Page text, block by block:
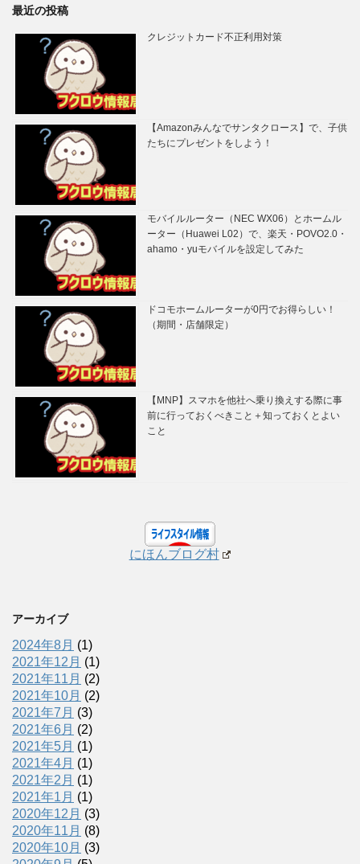
最近の投稿
クレジットカード不正利用対策
【Amazonみんなでサンタクロース】で、子供
たちにプレゼントをしよう！
モバイルルーター（NEC WX06）とホームル
ーター（Huawei L02）で、楽天・POVO2.0・
ahamo・yuモバイルを設定してみた
ドコモホームルーターが0円でお得らしい！
（期間・店舗限定）
【MNP】スマホを他社へ乗り換えする際に事
前に行っておくべきこと＋知っておくとよい
こと
にほんブログ村
アーカイブ
2024年8月 (1)
2021年12月 (1)
2021年11月 (2)
2021年10月 (2)
2021年7月 (3)
2021年6月 (2)
2021年5月 (1)
2021年4月 (1)
2021年2月 (1)
2021年1月 (1)
2020年12月 (3)
2020年11月 (8)
2020年10月 (3)